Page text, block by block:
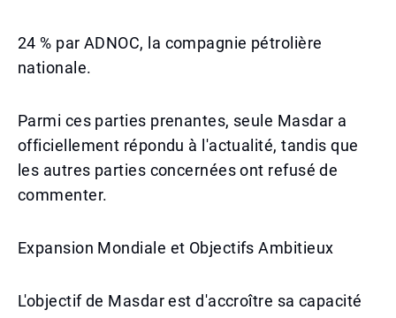
24 % par ADNOC, la compagnie pétrolière
nationale.
Parmi ces parties prenantes, seule Masdar a
officiellement répondu à l'actualité, tandis que
les autres parties concernées ont refusé de
commenter.
Expansion Mondiale et Objectifs Ambitieux
L'objectif de Masdar est d'accroître sa capacité